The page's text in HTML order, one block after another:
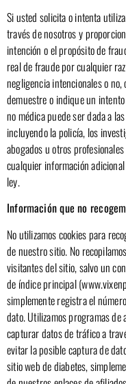
Si usted solicita o intenta
través de nosotros y
intención o el propósito de
real de fraude por cualquier
negligencia intencionales o
demuestre o indique un
no médica puede ser dada a
incluyendo la policía, los
abogados u otros
cualquier información
ley.
Información que no
No utilizamos cookies para
de nuestro sitio. No
visitantes del sitio, salvo un
de índice principal
simplemente registra el
dato. Utilizamos programas de
capturar datos de tráfico a
evitar la posible captura de
sitio web de diabetes,